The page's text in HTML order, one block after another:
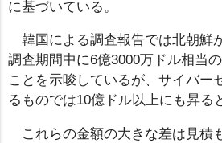
に基づいている。
韓国による調査報告では北朝鮮
調査期間中に6億3000万ドル相当
ことを示唆しているが、サイバー
るものでは10億ドル以上にも昇る
これらの金額の大きな差は見積